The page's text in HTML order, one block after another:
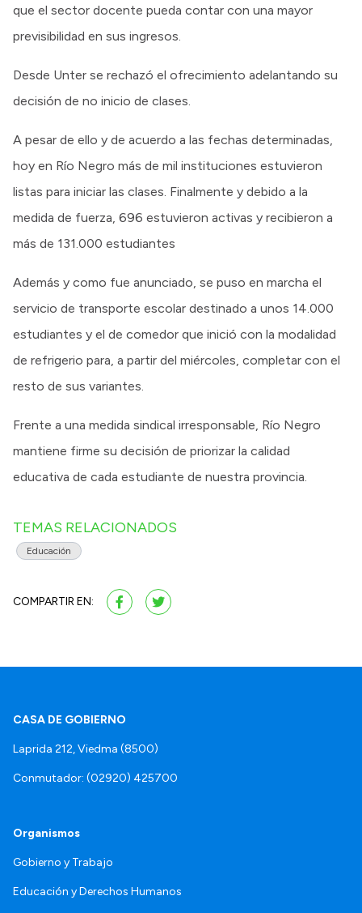
que el sector docente pueda contar con una mayor
previsibilidad en sus ingresos.
Desde Unter se rechazó el ofrecimiento adelantando su
decisión de no inicio de clases.
A pesar de ello y de acuerdo a las fechas determinadas,
hoy en Río Negro más de mil instituciones estuvieron
listas para iniciar las clases. Finalmente y debido a la
medida de fuerza, 696 estuvieron activas y recibieron a
más de 131.000 estudiantes
Además y como fue anunciado, se puso en marcha el
servicio de transporte escolar destinado a unos 14.000
estudiantes y el de comedor que inició con la modalidad
de refrigerio para, a partir del miércoles, completar con el
resto de sus variantes.
Frente a una medida sindical irresponsable, Río Negro
mantiene firme su decisión de priorizar la calidad
educativa de cada estudiante de nuestra provincia.
TEMAS RELACIONADOS
Educación
COMPARTIR EN:
CASA DE GOBIERNO
Laprida 212, Viedma (8500)
Conmutador: (02920) 425700
Organismos
Gobierno y Trabajo
Educación y Derechos Humanos